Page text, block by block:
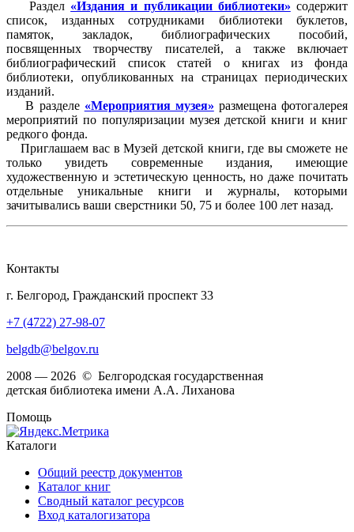
Раздел «Издания и публикации библиотеки» содержит
список, изданных сотрудниками библиотеки буклетов,
памяток, закладок, библиографических пособий,
посвященных творчеству писателей, а также включает
библиографический список статей о книгах из фонда
библиотеки, опубликованных на страницах периодических
изданий.
В разделе «Мероприятия музея» размещена фотогалерея
мероприятий по популяризации музея детской книги и книг
редкого фонда.
Приглашаем вас в Музей детской книги, где вы сможете не
только увидеть современные издания, имеющие
художественную и эстетическую ценность, но даже почитать
отдельные уникальные книги и журналы, которыми
зачитывались ваши сверстники 50, 75 и более 100 лет назад.
Контакты
г. Белгород, Гражданский проспект 33
+7 (4722) 27-98-07
belgdb@belgov.ru
2008 — 2026 © Белгородская государственная
детская библиотека имени А.А. Лиханова
Помощь
Каталоги
Общий реестр документов
Каталог книг
Сводный каталог ресурсов
Вход каталогизатора